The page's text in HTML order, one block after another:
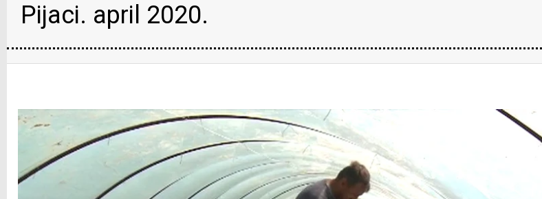
Pijaci. april 2020.